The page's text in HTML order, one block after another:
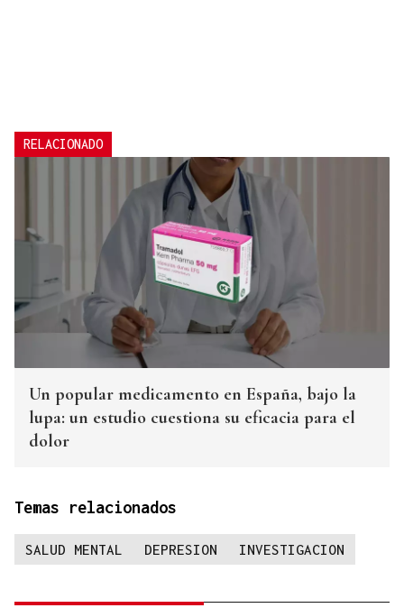
RELACIONADO
Un popular medicamento en España, bajo la
lupa: un estudio cuestiona su eficacia para el
dolor
Temas relacionados
SALUD MENTAL DEPRESION INVESTIGACION